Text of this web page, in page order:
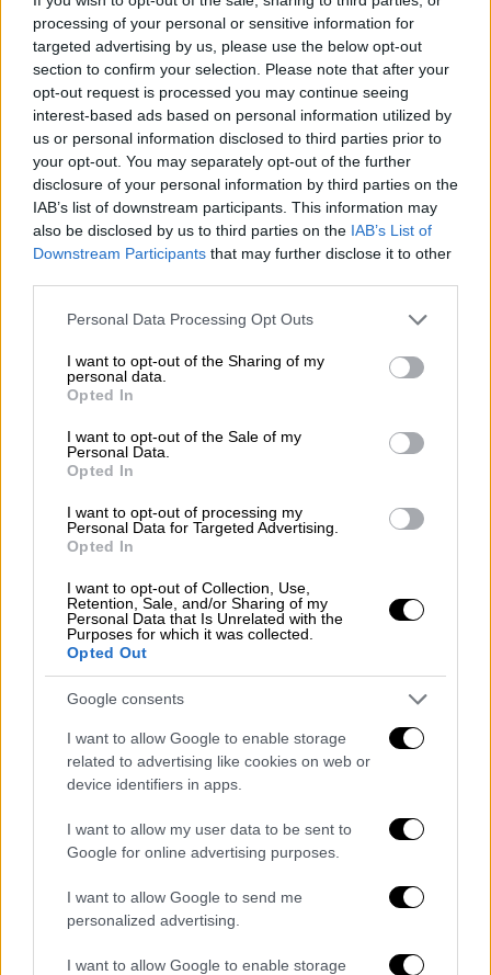
processing of your personal or sensitive information for
targeted advertising by us, please use the below opt-out
section to confirm your selection. Please note that after your
opt-out request is processed you may continue seeing
interest-based ads based on personal information utilized by
us or personal information disclosed to third parties prior to
your opt-out. You may separately opt-out of the further
disclosure of your personal information by third parties on the
IAB’s list of downstream participants. This information may
also be disclosed by us to third parties on the IAB’s List of
Downstream Participants that may further disclose it to other
Please note that this website/app uses one or more Google
not limited to your visit or usage behaviour. You may click to
grant or deny consent to Google and its third-party tags to
use your data for below specified purposes in below Google
consent section.
Personal Data Processing Opt Outs
I want to opt-out of the Sharing of my
personal data.
Opted In
I want to opt-out of the Sale of my
Personal Data.
Opted In
I want to opt-out of processing my
Personal Data for Targeted Advertising.
Opted In
I want to opt-out of Collection, Use,
Retention, Sale, and/or Sharing of my
Personal Data that Is Unrelated with the
Purposes for which it was collected.
Opted Out
Google consents
I want to allow Google to enable storage
related to advertising like cookies on web or
device identifiers in apps.
I want to allow my user data to be sent to
Google for online advertising purposes.
I want to allow Google to send me
personalized advertising.
I want to allow Google to enable storage
Ελλάδα 22.01.2022 19:05
Μαγικές εικόνες από τη χιονισμένη
λίμνη Μπελέτσι στην Πάρνηθα
Χιονισμένο το τοπίο στην Ιπποκράτειο
Πολιτεία
Ιπποκράτειος Πολιτεία όπως
Καλιφόρνια: Μπουλντόζες για να μη
γίνει ένα νέο Μάτι
Σε εξέλιξη τεράστια επιχείρηση καθαρισμού
αποφευχθεί μία νέα τραγωδία - Σε χρόνο
ρεκόρ και η υπογειοποίηση του δικτύου του
ΔΕΔΔΗΕ.